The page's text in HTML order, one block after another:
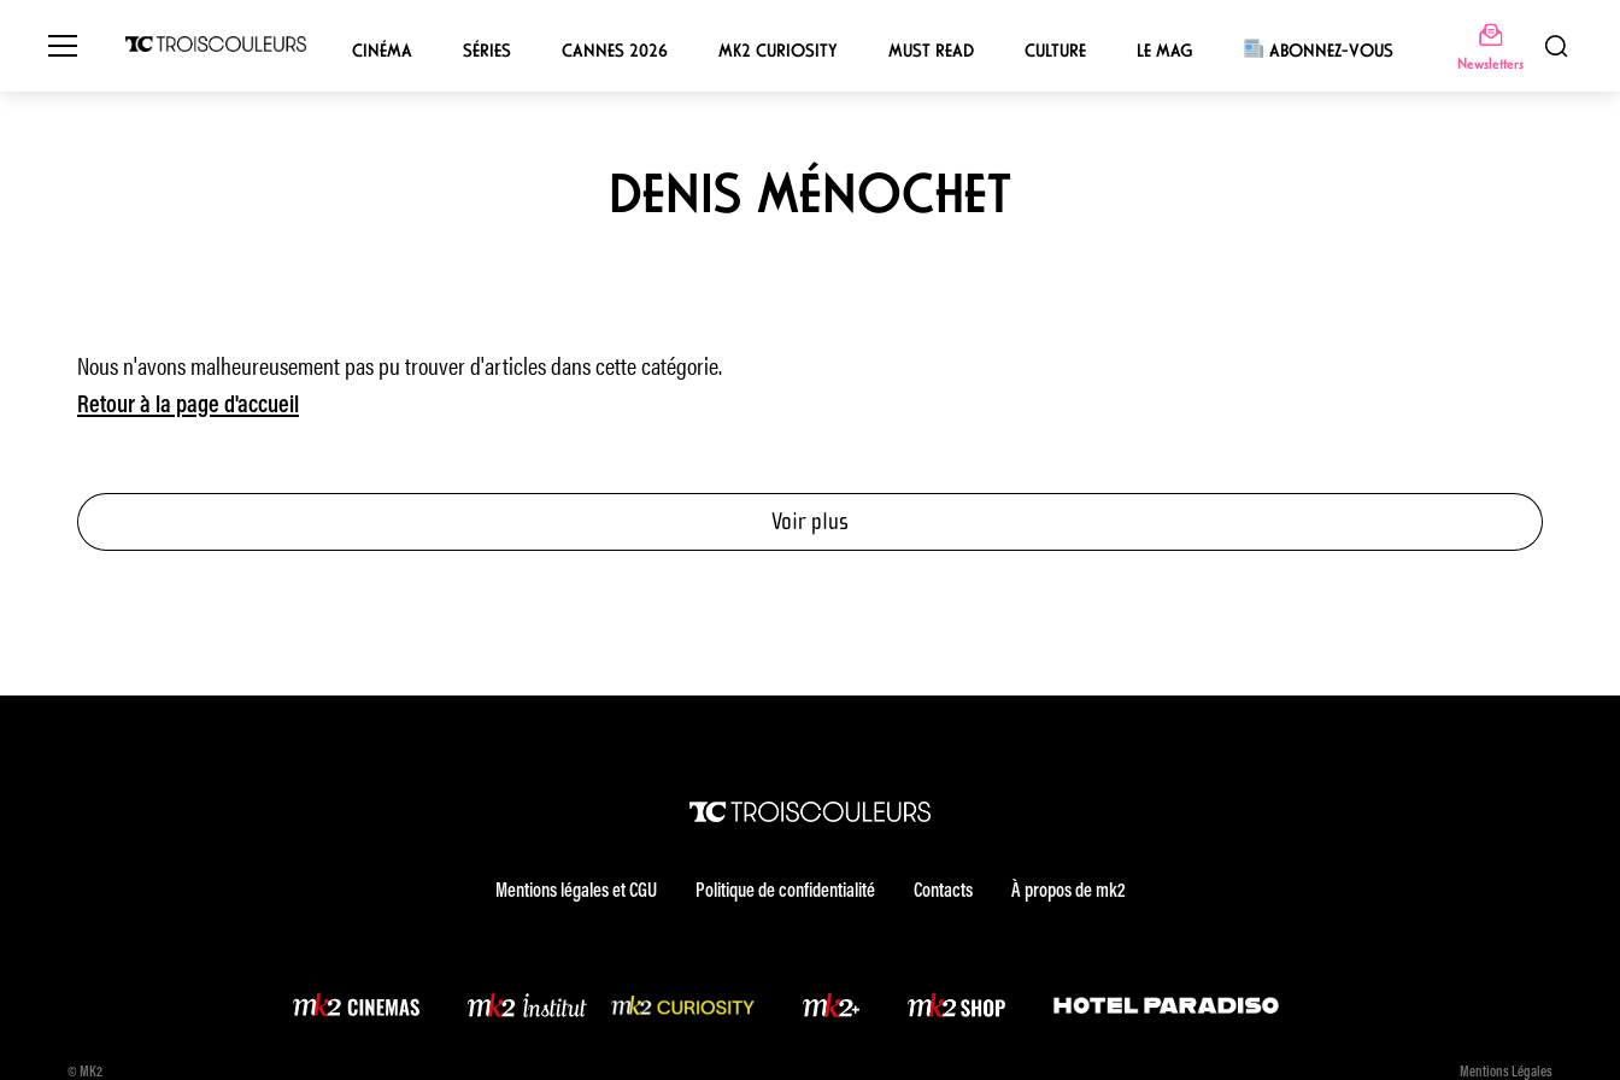
CINÉMA SÉRIES CANNES 2026 MK2 CURIOSITY MUST READ CULTURE LE MAG ABONNEZ-VOUS
Newsletters
DENIS MÉNOCHET
Nous n'avons malheureusement pas pu trouver d'articles dans cette catégorie.
Retour à la page d'accueil
Voir plus
Mentions légales et CGU Politique de confidentialité Contacts À propos de mk2
© MK2 Mentions Légales